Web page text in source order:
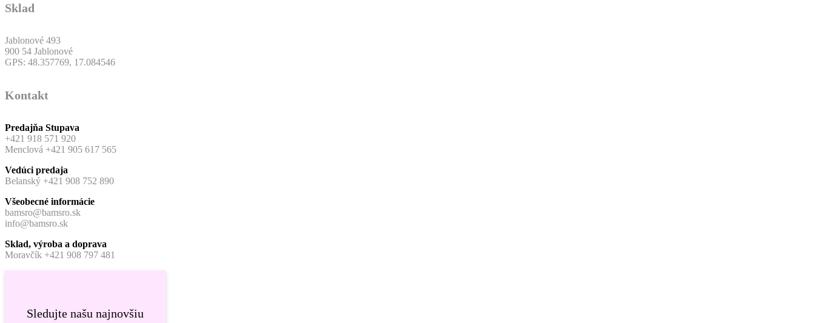
Sklad
Jablonové 493
900 54 Jablonové
GPS: 48.357769, 17.084546
Kontakt
Predajňa Stupava
+421 918 571 920
Menclová +421 905 617 565
Vedúci predaja
Belanský +421 908 752 890
Všeobecné informácie
bamsro@bamsro.sk
info@bamsro.sk
Sklad, výroba a doprava
Moravčík +421 908 797 481
Sledujte našu najnovšiu